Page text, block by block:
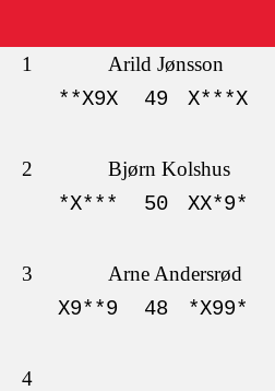
1 Arild Jønsson
**X9X 49 X***X
2 Bjørn Kolshus
*X*** 50 XX*9*
3 Arne Andersrød
X9**9 48 *X99*
4